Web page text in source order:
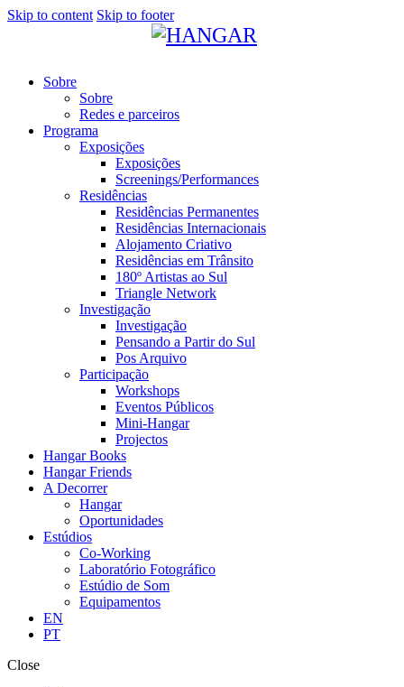
Skip to content Skip to footer
Sobre
Sobre
Redes e parceiros
Programa
Exposições
Exposições
Screenings/Performances
Residências
Residências Permanentes
Residências Internacionais
Alojamento Criativo
Residências em Trânsito
180º Artistas ao Sul
Triangle Network
Investigação
Investigação
Pensando a Partir do Sul
Pos Arquivo
Participação
Workshops
Eventos Públicos
Mini-Hangar
Projectos
Hangar Books
Hangar Friends
A Decorrer
Hangar
Oportunidades
Estúdios
Co-Working
Laboratório Fotográfico
Estúdio de Som
Equipamentos
EN
PT
Close